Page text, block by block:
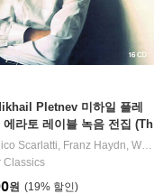
Mozart,Franz Schubert
Pletnev 미하일 플레
에라토 레이블 녹음 전집 (Th
Erato Recordings) [16
세트]
Scarlatti, Franz Haydn, Wolfgang Amadeus Mozart
Classics
19%
원